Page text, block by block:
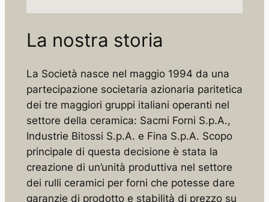
La nostra storia
La Società nasce nel maggio 1994 da una
partecipazione societaria azionaria paritetica
dei tre maggiori gruppi italiani operanti nel
settore della ceramica: Sacmi Forni S.p.A.,
Industrie Bitossi S.p.A. e Fina S.p.A. Scopo
principale di questa decisione è stata la
creazione di un’unità produttiva nel settore
dei rulli ceramici per forni che potesse dare
garanzie di prodotto e stabilità di prezzo su